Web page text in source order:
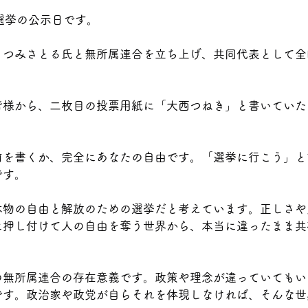
の公示日です。
みさとる氏と無所属連合を立ち上げ、共同代表として
から、二枚目の投票用紙に「大西つねき」と書いてい
書くか、完全にあなたの自由です。「選挙に行こう」
。
の自由と解放のための選挙だと考えています。正しさ
し付けて人の自由を奪う世界から、本当に違ったまま
所属連合の存在意義です。政策や理念が違っていても
。政治家や政党が自らそれを体現しなければ、そんな